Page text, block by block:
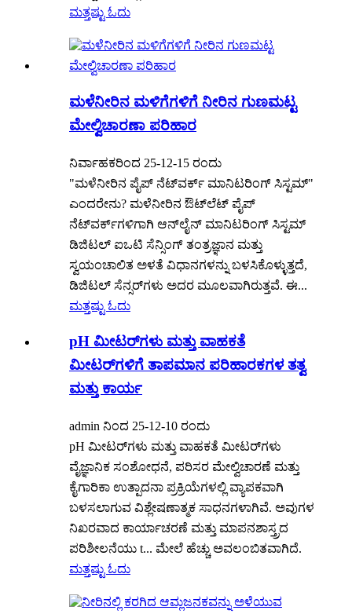
ಮತ್ತಷ್ಟು ಓದು
ಮಳೆನೀರಿನ ಮಳಿಗೆಗಳಿಗೆ ನೀರಿನ ಗುಣಮಟ್ಟ
ಮೇಲ್ವಿಚಾರಣಾ ಪರಿಹಾರ
ನಿರ್ವಾಹಕರಿಂದ 25-12-15 ರಂದು
"ಮಳೆನೀರಿನ ಪೈಪ್ ನೆಟ್‌ವರ್ಕ್ ಮಾನಿಟರಿಂಗ್ ಸಿಸ್ಟಮ್"
ಎಂದರೇನು? ಮಳೆನೀರಿನ ಔಟ್‌ಲೆಟ್ ಪೈಪ್
ನೆಟ್‌ವರ್ಕ್‌ಗಳಿಗಾಗಿ ಆನ್‌ಲೈನ್ ಮಾನಿಟರಿಂಗ್ ಸಿಸ್ಟಮ್
ಡಿಜಿಟಲ್ ಐಒಟಿ ಸೆನ್ಸಿಂಗ್ ತಂತ್ರಜ್ಞಾನ ಮತ್ತು
ಸ್ವಯಂಚಾಲಿತ ಅಳತೆ ವಿಧಾನಗಳನ್ನು ಬಳಸಿಕೊಳ್ಳುತ್ತದೆ,
ಡಿಜಿಟಲ್ ಸೆನ್ಸರ್‌ಗಳು ಅದರ ಮೂಲವಾಗಿರುತ್ತವೆ. ಈ...
ಮತ್ತಷ್ಟು ಓದು
pH ಮೀಟರ್‌ಗಳು ಮತ್ತು ವಾಹಕತೆ
ಮೀಟರ್‌ಗಳಿಗೆ ತಾಪಮಾನ ಪರಿಹಾರಕಗಳ ತತ್ವ
ಮತ್ತು ಕಾರ್ಯ
admin ನಿಂದ 25-12-10 ರಂದು
pH ಮೀಟರ್‌ಗಳು ಮತ್ತು ವಾಹಕತೆ ಮೀಟರ್‌ಗಳು
ವೈಜ್ಞಾನಿಕ ಸಂಶೋಧನೆ, ಪರಿಸರ ಮೇಲ್ವಿಚಾರಣೆ ಮತ್ತು
ಕೈಗಾರಿಕಾ ಉತ್ಪಾದನಾ ಪ್ರಕ್ರಿಯೆಗಳಲ್ಲಿ ವ್ಯಾಪಕವಾಗಿ
ಬಳಸಲಾಗುವ ವಿಶ್ಲೇಷಣಾತ್ಮಕ ಸಾಧನಗಳಾಗಿವೆ. ಅವುಗಳ
ನಿಖರವಾದ ಕಾರ್ಯಾಚರಣೆ ಮತ್ತು ಮಾಪನಶಾಸ್ತ್ರದ
ಪರಿಶೀಲನೆಯು t... ಮೇಲೆ ಹೆಚ್ಚು ಅವಲಂಬಿತವಾಗಿದೆ.
ಮತ್ತಷ್ಟು ಓದು